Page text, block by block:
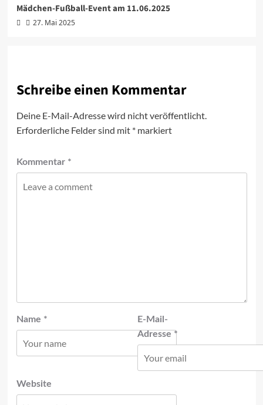
Mädchen-Fußball-Event am 11.06.2025
27. Mai 2025
Schreibe einen Kommentar
Deine E-Mail-Adresse wird nicht veröffentlicht.
Erforderliche Felder sind mit *markiert
Kommentar *
Name *
E-Mail-
Adresse *
Website